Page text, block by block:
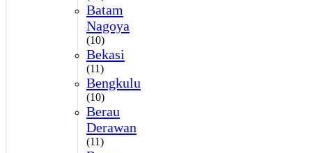
Batam
Nagoya
(10)
Bekasi
(11)
Bengkulu
(10)
Berau
Derawan
(11)